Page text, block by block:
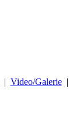
Video/Galerie